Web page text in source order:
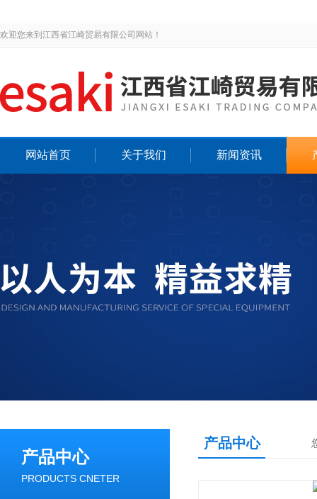
欢迎您来到江西省江崎贸易有限公司网站！
网站首页 关于我们 新闻资讯
产品中心
PRODUCTS CNETER
产品中心